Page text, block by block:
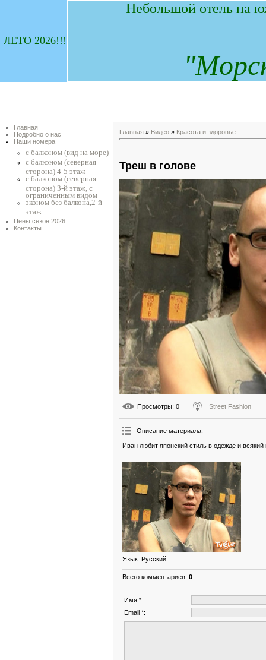
ЛЕТО 2026!!!
Небольшой отель на
"М
Главная
Подробно о нас
Наши номера
с балконом (вид на море)
с балконом (северная
сторона) 4-5 этаж
с балконом (северная
сторона) 3-й этаж, с
ограниченным видом
эконом без балкона,2-й
этаж
Цены сезон 2026
Контакты
Главная » Видео » Красота и здоровье
Треш в голове
Просмотры: 0 Street Fashion
Описание материала:
Иван любит японский стиль в одежде и
Язык: Русский
Всего комментариев: 0
Имя *:
Email *: